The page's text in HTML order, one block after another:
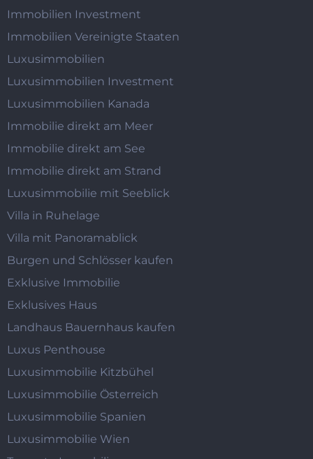
Immobilien Investment
Immobilien Vereinigte Staaten
Luxusimmobilien
Luxusimmobilien Investment
Luxusimmobilien Kanada
Immobilie direkt am Meer
Immobilie direkt am See
Immobilie direkt am Strand
Luxusimmobilie mit Seeblick
Villa in Ruhelage
Villa mit Panoramablick
Burgen und Schlösser kaufen
Exklusive Immobilie
Exklusives Haus
Landhaus Bauernhaus kaufen
Luxus Penthouse
Luxusimmobilie Kitzbühel
Luxusimmobilie Österreich
Luxusimmobilie Spanien
Luxusimmobilie Wien